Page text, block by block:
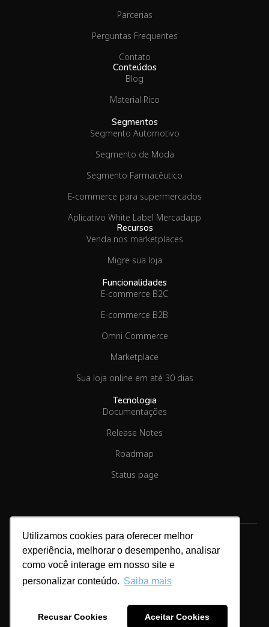
Utilizamos cookies para oferecer melhor
experiência, melhorar o desempenho, analisar
como você interage em nosso site e
personalizar conteúdo. Saiba mais
Recusar Cookies Aceitar Cookies
Parcerias
Perguntas Frequentes
Contato
Conteúdos
Blog
Material Rico
Segmentos
Segmento Automotivo
Segmento de Moda
Segmento Farmacêutico
E-commerce para supermercados
Aplicativo White Label Mercadapp
Recursos
Venda nos marketplaces
Migre sua loja
Funcionalidades
E-commerce B2C
E-commerce B2B
Omni Commerce
Marketplace
Sua loja online em até 30 dias
Tecnologia
Documentações
Release Notes
Roadmap
Status page
Copyright © 2026.Linx Commerce
Cookies & Privacidade